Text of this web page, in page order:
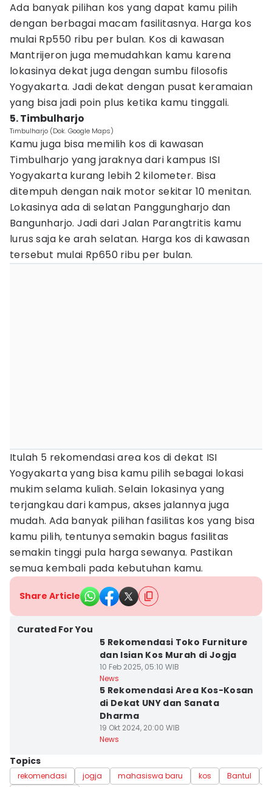
Ada banyak pilihan kos yang dapat kamu pilih
dengan berbagai macam fasilitasnya. Harga kos
mulai Rp550 ribu per bulan. Kos di kawasan
Mantrijeron juga memudahkan kamu karena
lokasinya dekat juga dengan sumbu filosofis
Yogyakarta. Jadi dekat dengan pusat keramaian
yang bisa jadi poin plus ketika kamu tinggali.
5. Timbulharjo
Timbulharjo (Dok. Google Maps)
Kamu juga bisa memilih kos di kawasan
Timbulharjo yang jaraknya dari kampus ISI
Yogyakarta kurang lebih 2 kilometer. Bisa
ditempuh dengan naik motor sekitar 10 menitan.
Lokasinya ada di selatan Panggungharjo dan
Bangunharjo. Jadi dari Jalan Parangtritis kamu
lurus saja ke arah selatan. Harga kos di kawasan
tersebut mulai Rp650 ribu per bulan.
Itulah 5 rekomendasi area kos di dekat ISI
Yogyakarta yang bisa kamu pilih sebagai lokasi
mukim selama kuliah. Selain lokasinya yang
terjangkau dari kampus, akses jalannya juga
mudah. Ada banyak pilihan fasilitas kos yang bisa
kamu pilih, tentunya semakin bagus fasilitas
semakin tinggi pula harga sewanya. Pastikan
semua kembali pada kebutuhan kamu.
Share Article
Curated For You
5 Rekomendasi Toko Furniture
dan Isian Kos Murah di Jogja
10 Feb 2025, 05:10 WIB
News
5 Rekomendasi Area Kos-Kosan
di Dekat UNY dan Sanata
Dharma
19 Okt 2024, 20:00 WIB
News
Topics
rekomendasi jogja mahasiswa baru kos Bantul